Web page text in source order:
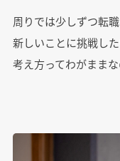
周りでは少しずつ転
新しいことに挑戦し
考え方ってわがまま